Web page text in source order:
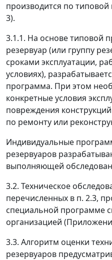
производится по
3).
3.1.1. На основе типовой
резервуар (или группу
сроками эксплуатации,
условиях),
программа. При этом
конкретные условия
повреждения
по ремонту или
Индивидуальные
резервуаров
выполняющей
3.2. Техническое
перечисленных в п. 2.3,
специальной программе
организацией
3.3. Алгоритм оценки
резервуаров